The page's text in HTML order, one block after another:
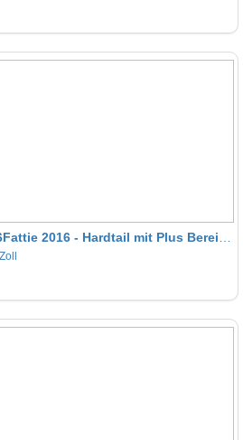
Specialized Fuse Comp 6Fattie 2016 - Hardtail mit Plus Bereifung